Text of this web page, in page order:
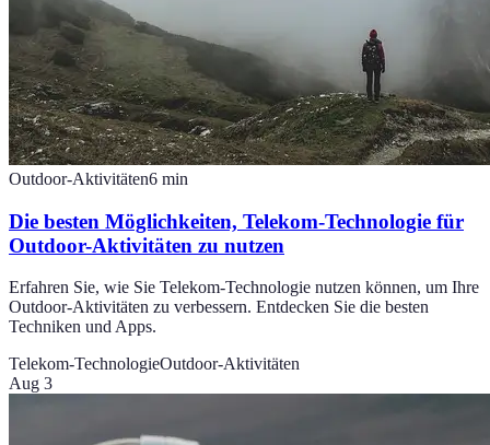
Outdoor-Aktivitäten6 min
Die besten Möglichkeiten, Telekom-Technologie für
Outdoor-Aktivitäten zu nutzen
Erfahren Sie, wie Sie Telekom-Technologie nutzen können, um Ihre
Outdoor-Aktivitäten zu verbessern. Entdecken Sie die besten
Techniken und Apps.
Telekom-TechnologieOutdoor-Aktivitäten
Aug 3